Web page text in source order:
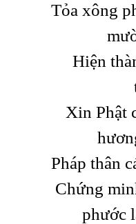
Tỏa xông
Hiện
Xin Phật
Pháp thân
Chứng
phước